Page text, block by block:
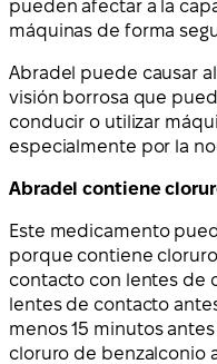
pueden afectar a la
máquinas de forma
Abradel puede causar
visión borrosa que
conducir o utilizar
especialmente por la
Abradel contiene
Este medicamento
porque contiene
contacto con lentes de
lentes de contacto
menos 15 minutos
cloruro de benzalconio